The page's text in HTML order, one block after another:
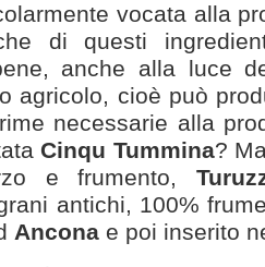
vocata alla
di questi
anche alla luce
agricolo, cioè può
necessarie alla
Cinqu Tummina?
e frumento,
antichi, 100%
Ancona e poi inserito